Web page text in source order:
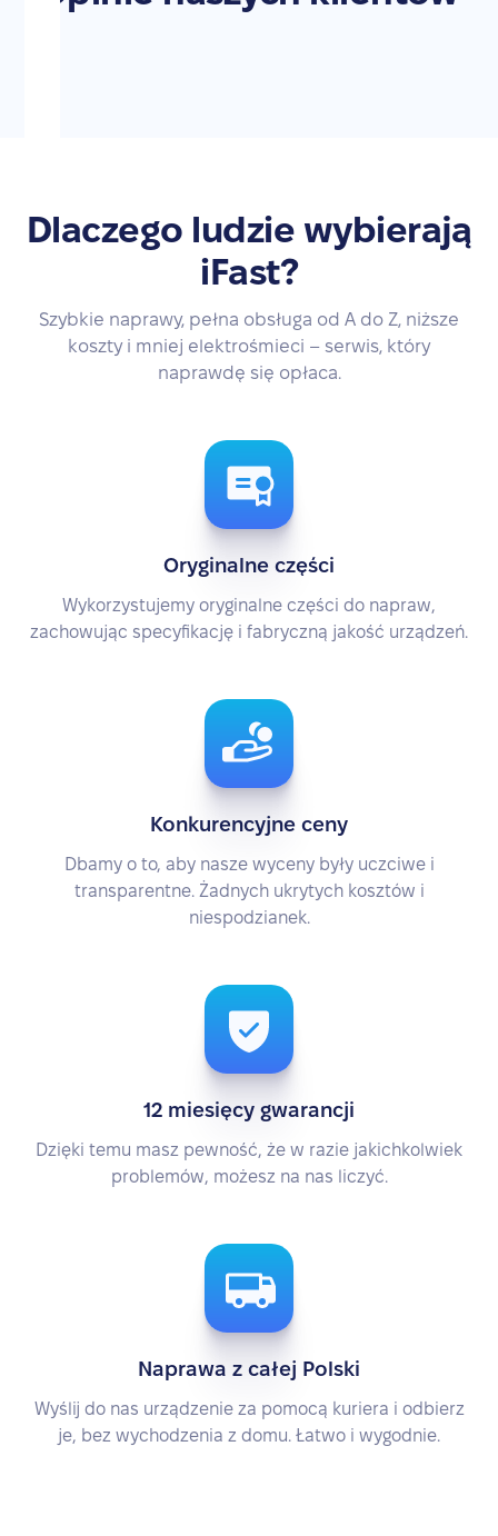
Dlaczego ludzie wybierają
iFast?
Szybkie naprawy, pełna obsługa od A do Z, niższe
koszty i mniej elektrośmieci – serwis, który
naprawdę się opłaca.
Oryginalne części
Wykorzystujemy oryginalne części do napraw,
zachowując specyfikację i fabryczną jakość urządzeń.
Konkurencyjne ceny
Dbamy o to, aby nasze wyceny były uczciwe i
transparentne. Żadnych ukrytych kosztów i
niespodzianek.
12 miesięcy gwarancji
Dzięki temu masz pewność, że w razie jakichkolwiek
problemów, możesz na nas liczyć.
Naprawa z całej Polski
Wyślij do nas urządzenie za pomocą kuriera i odbierz
je, bez wychodzenia z domu. Łatwo i wygodnie.